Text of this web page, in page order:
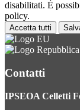
disabilitati. È
policy.
Accetta tutti
Contatti
IPSEOA Celletti